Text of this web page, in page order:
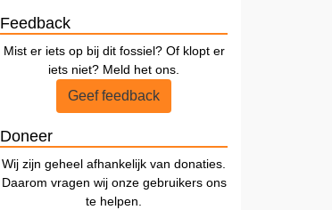
Feedback
Mist er iets op bij dit fossiel? Of klopt er
iets niet? Meld het ons.
Geef feedback
Doneer
Wij zijn geheel afhankelijk van donaties.
Daarom vragen wij onze gebruikers ons
te helpen.